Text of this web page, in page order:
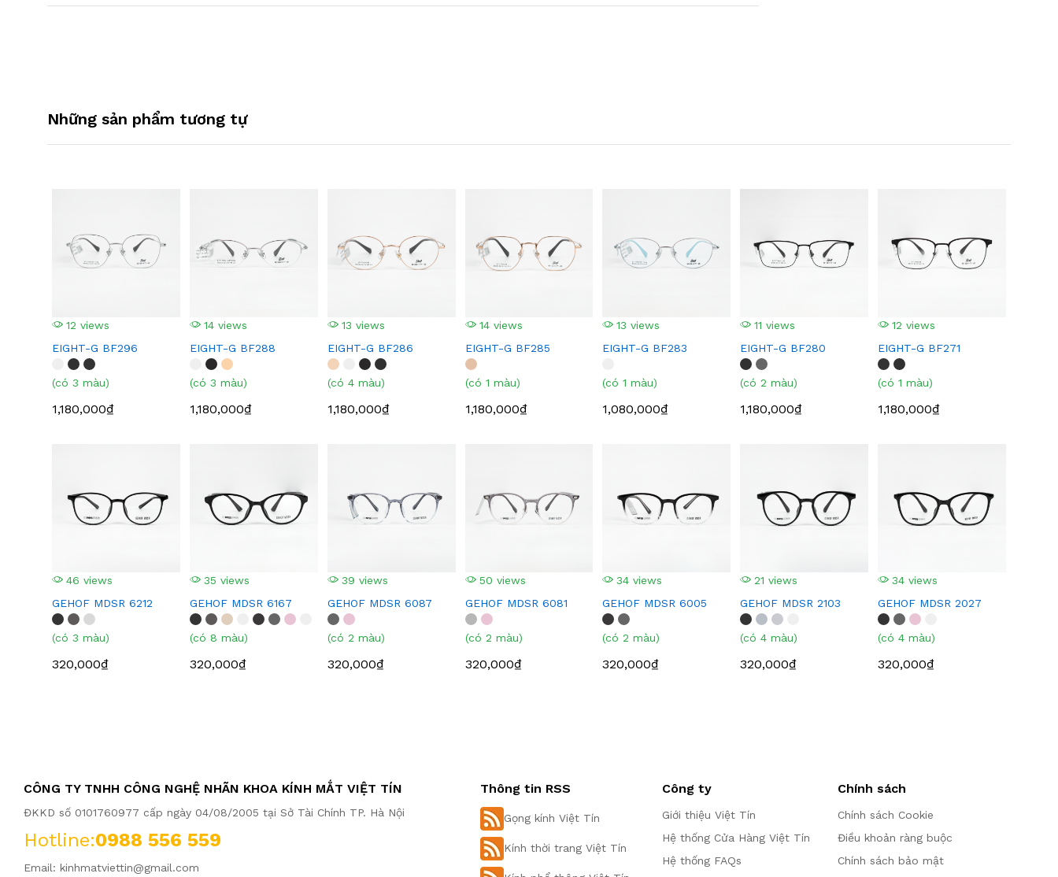
Những sản phẩm tương tự
12 views
EIGHT-G BF296
(có 3 màu)
1,180,000₫
14 views
EIGHT-G BF288
(có 3 màu)
1,180,000₫
13 views
EIGHT-G BF286
(có 4 màu)
1,180,000₫
14 views
EIGHT-G BF285
(có 1 màu)
1,180,000₫
13 views
EIGHT-G BF283
(có 1 màu)
1,080,000₫
11 views
EIGHT-G BF280
(có 2 màu)
1,180,000₫
12 views
EIGHT-G BF271
(có 1 màu)
1,180,000₫
46 views
GEHOF MDSR 6212
(có 3 màu)
320,000₫
35 views
GEHOF MDSR 6167
(có 8 màu)
320,000₫
39 views
GEHOF MDSR 6087
(có 2 màu)
320,000₫
50 views
GEHOF MDSR 6081
(có 2 màu)
320,000₫
34 views
GEHOF MDSR 6005
(có 2 màu)
320,000₫
21 views
GEHOF MDSR 2103
(có 4 màu)
320,000₫
34 views
GEHOF MDSR 2027
(có 4 màu)
320,000₫
CÔNG TY TNHH CÔNG NGHỆ NHÃN KHOA KÍNH MẮT VIỆT TÍN
ĐKKD số 0101760977 cấp ngày 04/08/2005 tại Sở Tài Chính TP. Hà Nội
Hotline:0988 556 559
Email: kinhmatviettin@gmail.com
Thông tin RSS
Gọng kính Việt Tín
Kính thời trang Việt Tín
Công ty
Giới thiệu Việt Tín
Hệ thống Cửa Hàng Việt Tín
Hệ thống FAQs
Chính sách
Chính sách Cookie
Điều khoản ràng buộc
Chính sách bảo mật